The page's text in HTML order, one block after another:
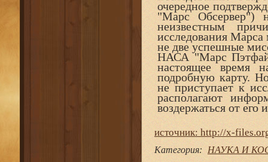
очередное
"Марс Обсервер")
неизвестным
исследования
не две успешные
НАСА "Марс
настоящее время
подробную карту.
не приступает к
располагают
воздержаться от его
источник: http://x-
Категория:
НАУКА И